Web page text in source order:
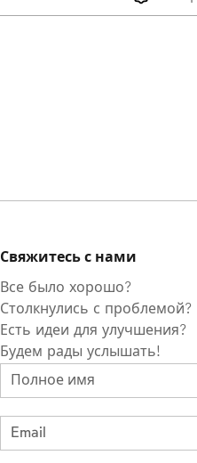
Свяжитесь с нами
Все было хорошо?
Столкнулись с проблемой?
Есть идеи для улучшения?
Будем рады услышать!